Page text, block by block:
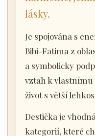
lásky.
Je spojována s
Bibi-Fatima z
a symbolicky
vztah k
život s větší
Destička je
kategorií, které